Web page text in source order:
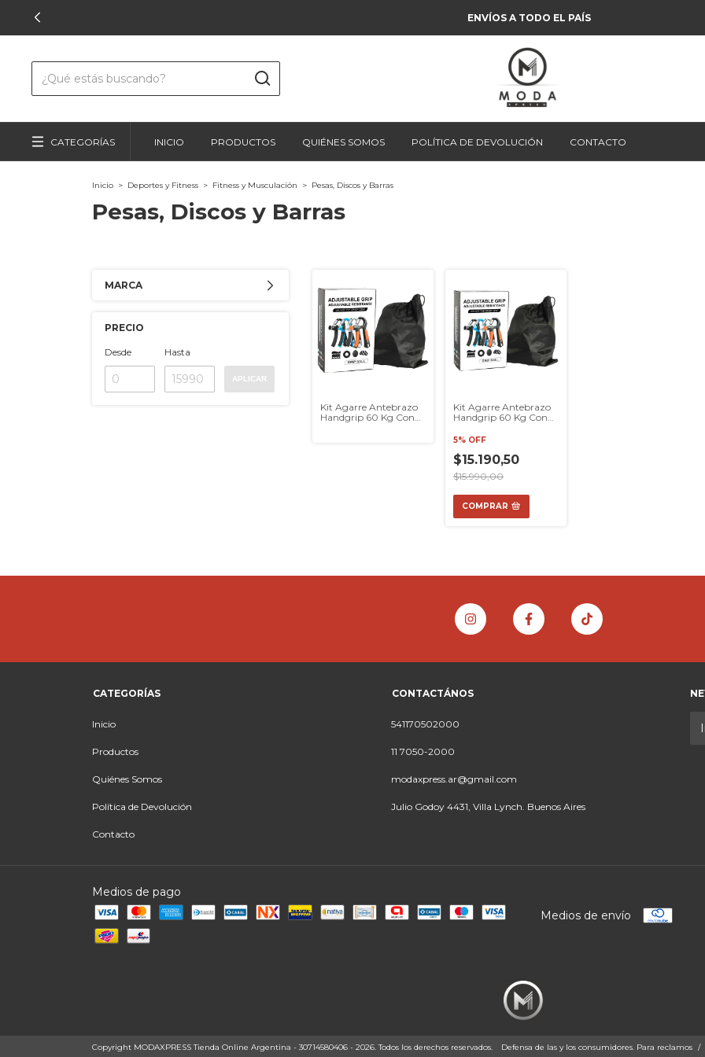
ENVÍOS A TODO EL PAÍS
CATEGORÍAS INICIO PRODUCTOS QUIÉNES SOMOS POLÍTICA DE DEVOLUCIÓN CONTACTO
Inicio > Deportes y Fitness > Fitness y Musculación > Pesas, Discos y Barras
Pesas, Discos y Barras
MARCA
PRECIO
Desde Hasta
APLICAR
Kit Agarre Antebrazo
Handgrip 60 Kg Con
Kit Agarre Antebrazo
Handgrip 60 Kg Con
5% OFF
$15.190,50
$15.990,00
COMPRAR
CATEGORÍAS
Inicio
Productos
Quiénes Somos
Política de Devolución
Contacto
CONTACTÁNOS
541170502000
11 7050-2000
modaxpress.ar@gmail.com
Julio Godoy 4431, Villa Lynch. Buenos Aires
Medios de pago
Medios de envío
Copyright MODAXPRESS Tienda Online Argentina - 30714580406 - 2026. Todos los derechos reservados. Defensa de las y los consumidores. Para reclamos /